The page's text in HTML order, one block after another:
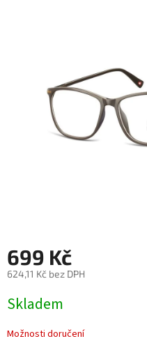
699 Kč
624,11 Kč bez DPH
cena:
Skladem
Možnosti doručení